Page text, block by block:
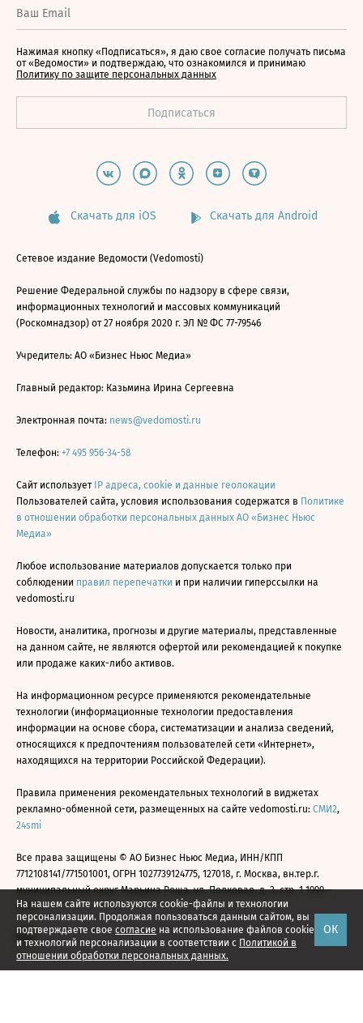
На нашем сайте используются cookie-файлы и технологии
персонализации. Продолжая пользоваться данным сайтом, вы
подтверждаете свое согласие на использование файлов cookie
и технологий персонализации в соответствии с Политикой в
отношении обработки персональных данных.
ОК
Нажимая кнопку «Подписаться», я даю свое согласие получать письма
от «Ведомости» и подтверждаю, что ознакомился и принимаю
Политику по защите персональных данных
Скачать для iOS Скачать для Android
Сетевое издание Ведомости (Vedomosti)
Решение Федеральной службы по надзору в сфере связи,
информационных технологий и массовых коммуникаций
(Роскомнадзор) от 27 ноября 2020 г. ЭЛ № ФС 77-79546
Учредитель: АО «Бизнес Ньюс Медиа»
Главный редактор: Казьмина Ирина Сергеевна
Электронная почта: news@vedomosti.ru
Телефон: +7 495 956-34-58
Сайт использует IP адреса, cookie и данные геолокации
Пользователей сайта, условия использования содержатся в Политике
в отношении обработки персональных данных АО «Бизнес Ньюс
Медиа»
Любое использование материалов допускается только при
соблюдении правил перепечатки и при наличии гиперссылки на
vedomosti.ru
Новости, аналитика, прогнозы и другие материалы, представленные
на данном сайте, не являются офертой или рекомендацией к покупке
или продаже каких-либо активов.
На информационном ресурсе применяются рекомендательные
технологии (информационные технологии предоставления
информации на основе сбора, систематизации и анализа сведений,
относящихся к предпочтениям пользователей сети «Интернет»,
находящихся на территории Российской Федерации).
Правила применения рекомендательных технологий в виджетах
рекламно-обменной сети, размещенных на сайте vedomosti.ru: СМИ2,
24smi
Все права защищены © АО Бизнес Ньюс Медиа, ИНН/КПП
7712108141/771501001, ОГРН 1027739124775, 127018, г. Москва, вн.тер.г.
муниципальный округ Марьина Роща, ул. Полковая, д. 3, стр. 1 1999—
2026